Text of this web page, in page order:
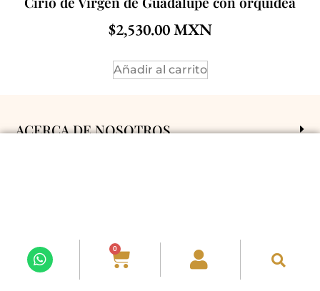
0
$2,530.00
Añadir al carrito
ACERCA DE NOSOTROS